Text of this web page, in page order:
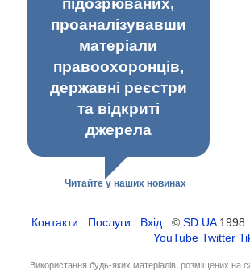
підозрюваних,
проаналізувавши
матеріали
правоохоронців,
державні реєстри
та відкриті
джерела
Читайте у наших новинах
Контакти : Послуги : Вхід : ©SD.UA1998 :
YouTube Twitter
Використання будь-яких матеріалів, розміщених на